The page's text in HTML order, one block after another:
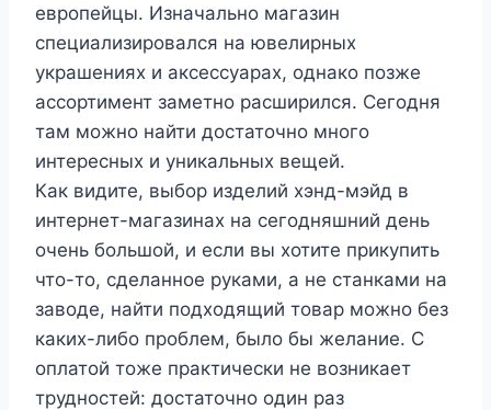
европейцы. Изначально магазин
специализировался на ювелирных
украшениях и аксессуарах, однако позже
ассортимент заметно расширился. Сегодня
там можно найти достаточно много
интересных и уникальных вещей.
Как видите, выбор изделий хэнд-мэйд в
интернет-магазинах на сегодняшний день
очень большой, и если вы хотите прикупить
что-то, сделанное руками, а не станками на
заводе, найти подходящий товар можно без
каких-либо проблем, было бы желание. С
оплатой тоже практически не возникает
трудностей: достаточно один раз